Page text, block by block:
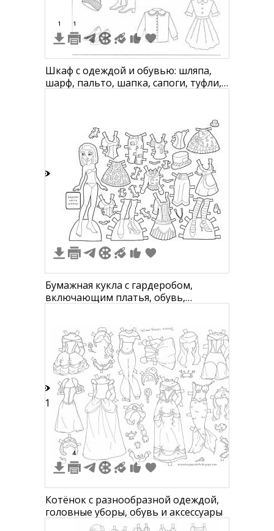
1 1
Шкаф с одеждой и обувью: шляпа,
шарф, пальто, шапка, сапоги, туфли,
Бумажная кукла с гардеробом,
включающим платья, обувь,
21
4
Котёнок с разнообразной одеждой,
головные уборы, обувь и аксессуары